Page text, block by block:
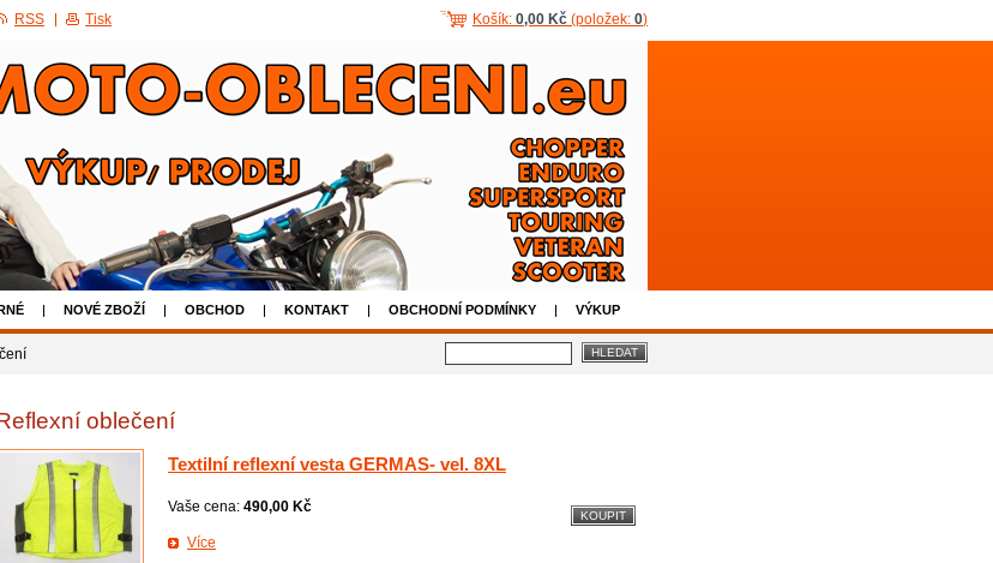
NOVÉ ZBOŽÍ OBCHOD KONTAKT OBCHODNÍ PODMÍNKY VÝKUP
NA POUŽITÉ BOTY
oblečení
Textilní reflexní vesta GERMAS- vel. 8XL
Vaše cena: 490,00 Kč
Více
Košík: 0,00 Kč (položek: 0)
RSS Tisk